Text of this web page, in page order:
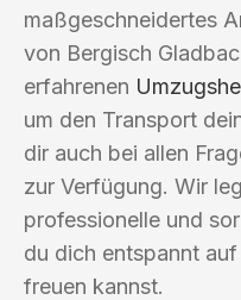
maßgeschneidertes
von Bergisch
erfahrenen
um den Transport
dir auch bei allen
zur Verfügung. Wir
professionelle und
du dich entspannt
freuen kannst.